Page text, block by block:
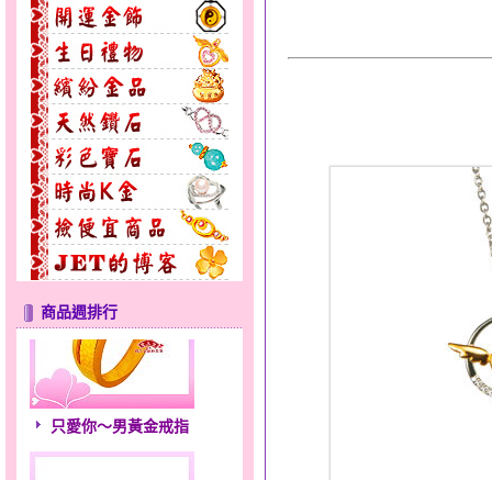
商品週排行
只愛你～男黃金戒指